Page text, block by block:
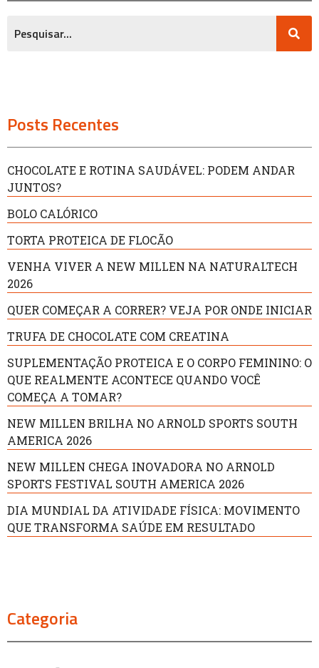
Posts Recentes
CHOCOLATE E ROTINA SAUDÁVEL: PODEM ANDAR
JUNTOS?
BOLO CALÓRICO
TORTA PROTEICA DE FLOCÃO
VENHA VIVER A NEW MILLEN NA NATURALTECH
2026
QUER COMEÇAR A CORRER? VEJA POR ONDE INICIAR
TRUFA DE CHOCOLATE COM CREATINA
SUPLEMENTAÇÃO PROTEICA E O CORPO FEMININO: O
QUE REALMENTE ACONTECE QUANDO VOCÊ
COMEÇA A TOMAR?
NEW MILLEN BRILHA NO ARNOLD SPORTS SOUTH
AMERICA 2026
NEW MILLEN CHEGA INOVADORA NO ARNOLD
SPORTS FESTIVAL SOUTH AMERICA 2026
DIA MUNDIAL DA ATIVIDADE FÍSICA: MOVIMENTO
QUE TRANSFORMA SAÚDE EM RESULTADO
Categoria